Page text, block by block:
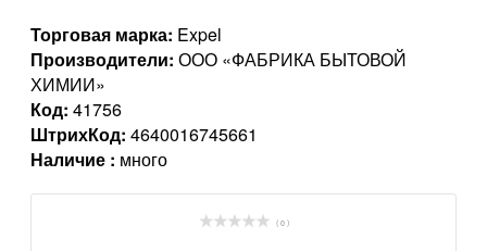
Торговая марка: Expel
Производители: ООО «ФАБРИКА БЫТОВОЙ
ХИМИИ»
Код: 41756
ШтрихКод: 4640016745661
Наличие : много
( 0 )